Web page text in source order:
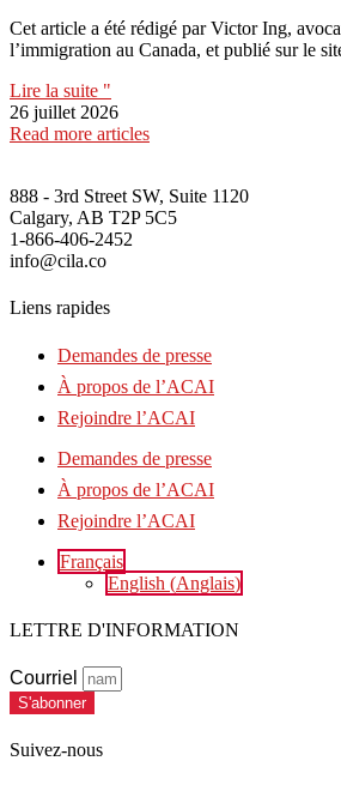
Cet article a été rédigé par Victor Ing,
l’immigration au Canada, et publié sur le
Lire la suite "
26 juillet 2026
Read more articles
888 - 3rd Street SW, Suite 1120
Calgary, AB T2P 5C5
1-866-406-2452
info@cila.co
Liens rapides
Demandes de presse
À propos de l’ACAI
Rejoindre l’ACAI
Demandes de presse
À propos de l’ACAI
Rejoindre l’ACAI
Français
English (Anglais)
LETTRE D'INFORMATION
Courriel
S'abonner
Suivez-nous